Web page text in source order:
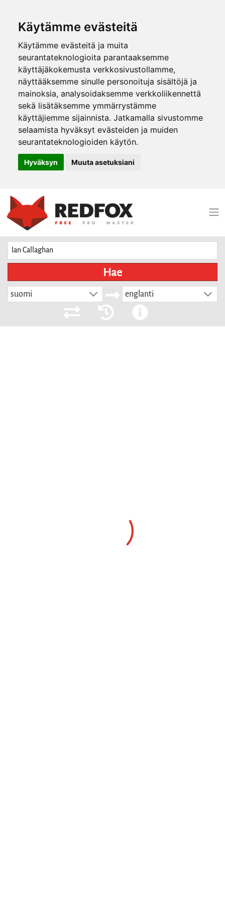
Käytämme evästeitä
Käytämme evästeitä ja muita
seurantateknologioita parantaaksemme
käyttäjäkokemusta verkkosivustollamme,
näyttääksemme sinulle personoituja sisältöjä ja
mainoksia, analysoidaksemme verkkoliikennettä
sekä lisätäksemme ymmärrystämme
käyttäjiemme sijainnista. Jatkamalla sivustomme
selaamista hyväksyt evästeiden ja muiden
seurantateknologioiden käytön.
Hyväksyn Muuta asetuksiani
Hae
suomi englanti